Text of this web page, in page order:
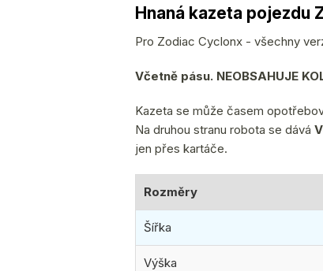
Hnaná kazeta pojezdu
produktu
je
z
hvězdiček.
Pro Zodiac Cyclonx - všechny
Včetně pásu. NEOBSAHUJE
Kazeta se může časem
Na druhou stranu robota se dává
jen přes kartáče.
Rozměry
Šířka
Výška